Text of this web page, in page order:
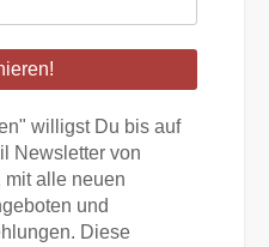
willigst Du bis auf
Newsletter von
mit alle neuen
und
Diese